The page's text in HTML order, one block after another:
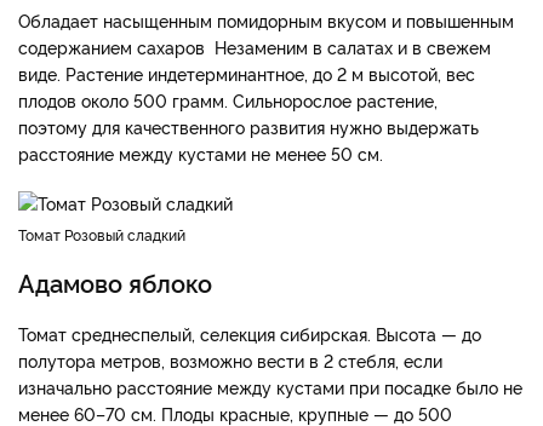
Обладает насыщенным помидорным вкусом и повышенным
содержанием сахаров Незаменим в салатах и в свежем
виде. Растение индетерминантное, до 2 м высотой, вес
плодов около 500 грамм. Сильнорослое растение,
поэтому для качественного развития нужно выдержать
расстояние между кустами не менее 50 см.
Томат Розовый сладкий
Адамово яблоко
Томат среднеспелый, селекция сибирская. Высота — до
полутора метров, возможно вести в 2 стебля, если
изначально расстояние между кустами при посадке было не
менее 60–70 см. Плоды красные, крупные — до 500